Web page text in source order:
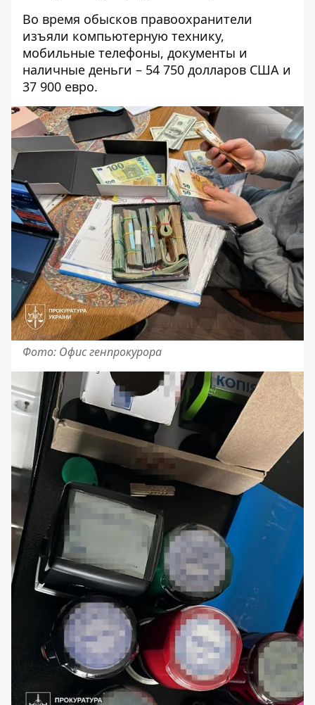
Во время обысков правоохранители
изъяли компьютерную технику,
мобильные телефоны, документы и
наличные деньги – 54 750 долларов США и
37 900 евро.
Фото: Офис генпрокурора